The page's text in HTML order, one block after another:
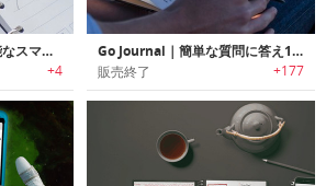
SyncPen 4｜再利用可能なスマートペンセット
+4
Go Journal｜簡単な質問に答え1日10分で目標設定/レビューが可能なジャーナル「ゴージャーナル」
販売終了 +177